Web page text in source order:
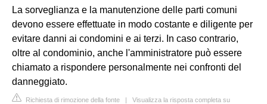
La sorveglianza e la manutenzione delle parti comuni
devono essere effettuate in modo costante e diligente per
evitare danni ai condomini e ai terzi. In caso contrario,
oltre al condominio, anche l'amministratore può essere
chiamato a rispondere personalmente nei confronti del
danneggiato.
Richiesta di rimozione della fonte | Visualizza la risposta completa su